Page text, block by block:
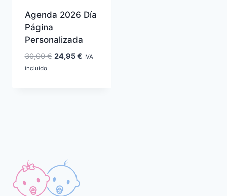
Agenda 2026 Día
Página
Personalizada
30,00€ El
24,95€ElIVA
incluido